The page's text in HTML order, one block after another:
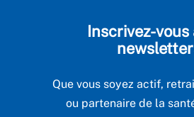
Inscrivez-vous
Que vous soyez actif,
ou partenaire de la